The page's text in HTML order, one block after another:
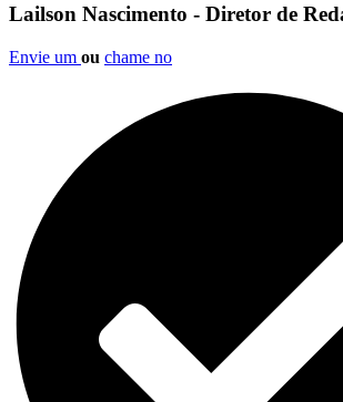
Lailson Nascimento - Diretor de
Envie um ou chame no